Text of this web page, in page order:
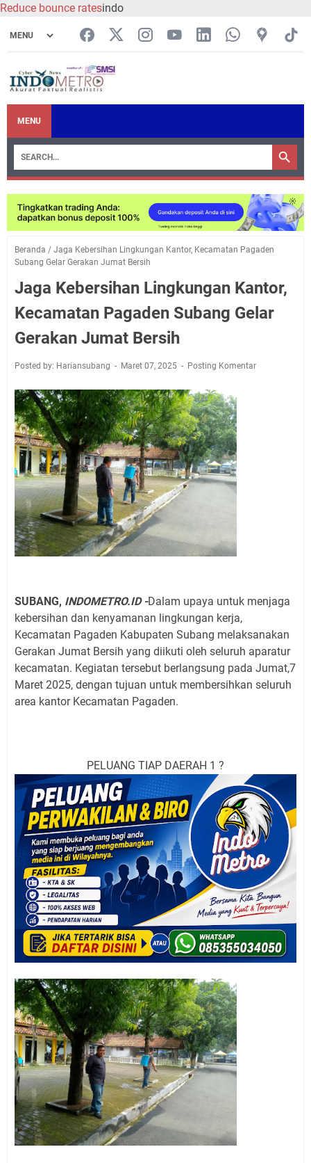
Reduce bounce ratesindo
MENU
Beranda / Jaga Kebersihan Lingkungan Kantor, Kecamatan Pagaden
Subang Gelar Gerakan Jumat Bersih
Jaga Kebersihan Lingkungan Kantor,
Kecamatan Pagaden Subang Gelar
Gerakan Jumat Bersih
Posted by: Hariansubang Maret 07, 2025 Posting Komentar
SUBANG, INDOMETRO.ID -Dalam upaya untuk menjaga
kebersihan dan kenyamanan lingkungan kerja,
Kecamatan Pagaden Kabupaten Subang melaksanakan
Gerakan Jumat Bersih yang diikuti oleh seluruh aparatur
kecamatan. Kegiatan tersebut berlangsung pada Jumat,7
Maret 2025, dengan tujuan untuk membersihkan seluruh
area kantor Kecamatan Pagaden.
PELUANG TIAP DAERAH 1 ?